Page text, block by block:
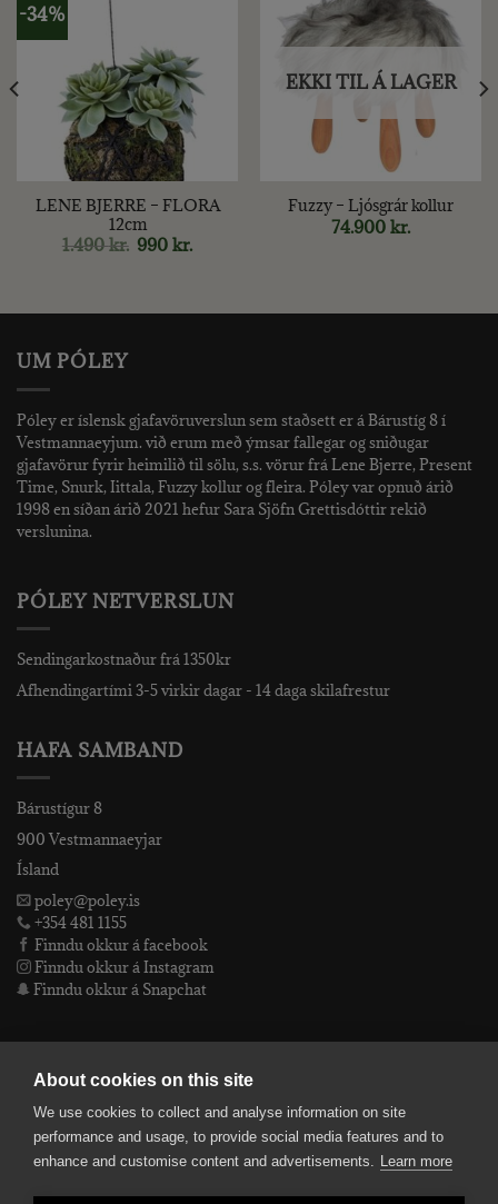
-34%
LENE BJERRE – FLORA
12cm
1.490kr. Original
price
990kr.Current
price
EKKI TIL Á LAGER
Fuzzy – Ljósgrár kollur
74.900 kr.
UM PÓLEY
Póley er íslensk gjafavöruverslun sem staðsett er á Bárustíg 8 í
Vestmannaeyjum. við erum með ýmsar fallegar og sniðugar
gjafavörur fyrir heimilið til sölu, s.s. vörur frá Lene Bjerre, Present
Time, Snurk, Iittala, Fuzzy kollur og fleira. Póley var opnuð árið
1998 en síðan árið 2021 hefur Sara Sjöfn Grettisdóttir rekið
verslunina.
PÓLEY NETVERSLUN
Sendingarkostnaður frá 1350kr
Afhendingartími 3-5 virkir dagar - 14 daga skilafrestur
HAFA SAMBAND
Bárustígur 8
900 Vestmannaeyjar
Ísland
poley@poley.is
+354 481 1155
Finndu okkur á facebook
Finndu okkur á Instagram
Finndu okkur á Snapchat
Póley ehf
kt: 4905072480
About cookies on this site
We use cookies to collect and analyse information on site
performance and usage, to provide social media features and to
enhance and customise content and advertisements. Learn more